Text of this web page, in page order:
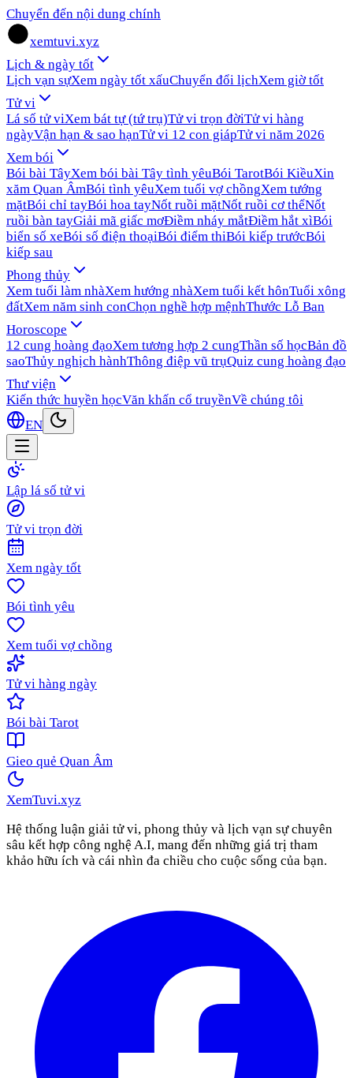
Chuyển đến nội dung chính
xemtuvi.xyz
Lịch & ngày tốt
Lịch vạn sựXem ngày tốt xấuChuyển đổi lịchXem giờ tốt
Tử vi
Lá số tử viXem bát tự (tứ trụ)Tử vi trọn đờiTử vi hàng
ngàyVận hạn & sao hạnTử vi 12 con giápTử vi năm 2026
Xem bói
Bói bài TâyXem bói bài Tây tình yêuBói TarotBói KiềuXin
xăm Quan ÂmBói tình yêuXem tuổi vợ chồngXem tướng
mặtBói chỉ tayBói hoa tayNốt ruồi mặtNốt ruồi cơ thểNốt
ruồi bàn tayGiải mã giấc mơĐiềm nháy mắtĐiềm hắt xìBói
biển số xeBói số điện thoạiBói điểm thiBói kiếp trướcBói
kiếp sau
Phong thủy
Xem tuổi làm nhàXem hướng nhàXem tuổi kết hônTuổi xông
đấtXem năm sinh conChọn nghề hợp mệnhThước Lỗ Ban
Horoscope
12 cung hoàng đạoXem tương hợp 2 cungThần số họcBản đồ
saoThủy nghịch hànhThông điệp vũ trụQuiz cung hoàng đạo
Thư viện
Kiến thức huyền họcVăn khấn cổ truyềnVề chúng tôi
EN
Lập lá số tử vi
Tử vi trọn đời
Xem ngày tốt
Bói tình yêu
Xem tuổi vợ chồng
Tử vi hàng ngày
Bói bài Tarot
Gieo quẻ Quan Âm
XemTuvi.xyz
Hệ thống luận giải tử vi, phong thủy và lịch vạn sự chuyên
sâu kết hợp công nghệ A.I, mang đến những giá trị tham
khảo hữu ích và cái nhìn đa chiều cho cuộc sống của bạn.